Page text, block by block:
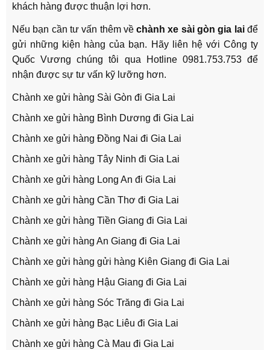
khách hàng được thuận lợi hơn.
Nếu bạn cần tư vấn thêm vềchành xe sài gòn gia lai để
gửi những kiện hàng của bạn. Hãy liên hệ với Công ty
Quốc Vương chúng tôi qua Hotline 0981.753.753để
nhận được sự tư vấn kỹ lưỡng hơn.
Chành xe gửi hàng Sài Gòn đi Gia Lai
Chành xe gửi hàng Bình Dương đi Gia Lai
Chành xe gửi hàng Đồng Nai đi Gia Lai
Chành xe gửi hàng Tây Ninh đi Gia Lai
Chành xe gửi hàng Long An đi Gia Lai
Chành xe gửi hàng Cần Thơ đi Gia Lai
Chành xe gửi hàng Tiền Giang đi Gia Lai
Chành xe gửi hàng An Giang đi Gia Lai
Chành xe gửi hàng gửi hàng Kiên Giang đi Gia Lai
Chành xe gửi hàng Hậu Giang đi Gia Lai
Chành xe gửi hàng Sóc Trăng đi Gia Lai
Chành xe gửi hàng Bạc Liêu đi Gia Lai
Chành xe gửi hàng Cà Mau đi Gia Lai